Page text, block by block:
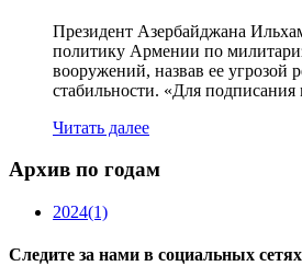
Президент Азербайджана
политику Армении по
вооружений, назвав ее угрозой
стабильности. «Для
Читать далее
Архив по годам
2024(1)
Следите за нами в социальных сетях